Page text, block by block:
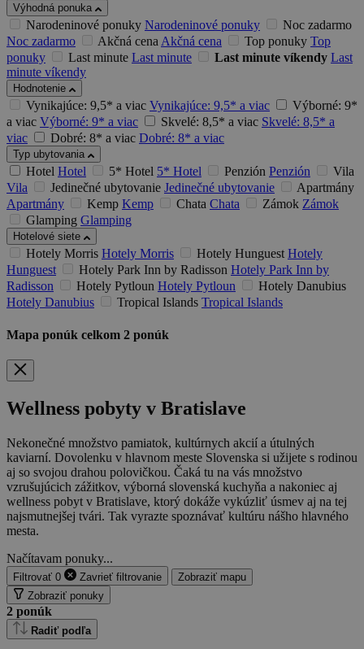
Výhodná ponuka
Narodeninové ponuky Narodeninové ponuky
Noc zadarmo
Noc zadarmo
Akčná cenaAkčná cena Top ponuky Top
ponuky
Last minute Last minute Last minute víkendy Last
minute víkendy
Hodnotenie
Vynikajúce: 9,5* a viac Vynikajúce: 9,5* a viac
Výborné: 9*
a viac Výborné: 9* a viac Skvelé: 8,5* a viac Skvelé: 8,5* a
viac
Dobré: 8* a viac Dobré: 8* a viac
Typ ubytovania
Hotel Hotel 5* Hotel 5* Hotel Penzión Penzión
Vila
Vila
Jedinečné ubytovanie Jedinečné ubytovanie
Apartmány
Apartmány
Kemp Kemp Chata Chata Zámok Zámok
Glamping Glamping
Hotelové siete
Hotely Morris Hotely Morris Hotely Hunguest Hotely
Hunguest
Hotely Park Inn by Radisson Hotely Park Inn by
Radisson
Hotely Pytloun Hotely Pytloun
Hotely Danubius
Hotely Danubius
Tropical Islands Tropical Islands
Mapa ponúk celkom 2 ponúk
Wellness pobyty v Bratislave
Nekonečné množstvo pamiatok, kultúrnych akcií a útulných
kaviarní. Dovolenku v hlavnom meste Slovenska si užijete s rodinou
aj so svojou drahou polovičkou. Čaká tu na vás množstvo
vzrušujúcich zážitkov, výborná slovenská kuchyňa a nakoniec aj
wellness pobyt v Bratislave, ktorý dokáže vykúzliť úsmev aj na tej
najsmutnejšej tvári. Tak vyrazte spoznávať kultúru nášho hlavného
mesta.
Načítavam ponuky...
Filtrovať 0 Zavrieť filtrovanie
Zobraziť mapu
Zobraziť ponuky
2 ponúk
Radiť podľa